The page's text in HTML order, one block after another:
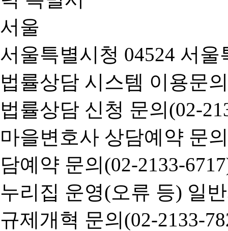
서울특별시청 04524 서
법률상담 시스템 이용문
법률상담 신청 문의(02-
마을변호사 상담예약 문
담예약 문의(02-2133-
누리집 운영(오류 등) 일
규제개혁 문의(02-2133-